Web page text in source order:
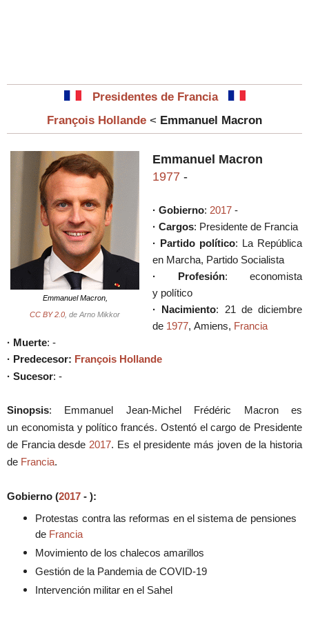
Presidentes de Francia
François Hollande < Emmanuel Macron
Emmanuel Macron,
CC BY 2.0 , de Arno Mikkor
Emmanuel Macron
1977 -
· Gobierno: 2017 -
· Cargos: Presidente de Francia
· Partido político: La República
en Marcha, Partido Socialista
· Profesión: economista
y político
· Nacimiento: 21 de diciembre
de 1977, Amiens, Francia
· Muerte: -
· Predecesor: François Hollande
· Sucesor: -
Sinopsis: Emmanuel Jean-Michel Frédéric Macron es
un economista y político francés. Ostentó el cargo de Presidente
de Francia desde 2017. Es el presidente más joven de la historia
de Francia.
Gobierno (2017 - ):
Protestas contra las reformas en el sistema de pensiones
de Francia
Movimiento de los chalecos amarillos
Gestión de la Pandemia de COVID-19
Intervención militar en el Sahel